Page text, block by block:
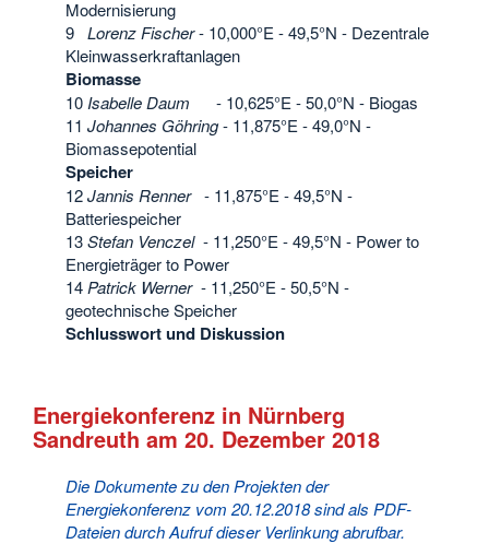
Modernisierung
9 Lorenz Fischer- 10,000°E - 49,5°N - Dezentrale
Kleinwasserkraftanlagen
Biomasse
10 Isabelle Daum - 10,625°E - 50,0°N - Biogas
11 Johannes Göhring- 11,875°E - 49,0°N -
Biomassepotential
Speicher
12Jannis Renner - 11,875°E - 49,5°N -
Batteriespeicher
13Stefan Venczel - 11,250°E - 49,5°N - Power to
Energieträger to Power
14 Patrick Werner - 11,250°E - 50,5°N -
geotechnische Speicher
Schlusswort und Diskussion
Energiekonferenz in Nürnberg
Sandreuth am 20. Dezember 2018
Die Dokumente zu den Projekten der
Energiekonferenz vom 20.12.2018 sind als PDF-
Dateien durch Aufruf dieser Verlinkung abrufbar.